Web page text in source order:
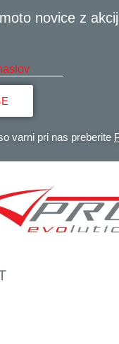
novice z
varni pri nas preberite